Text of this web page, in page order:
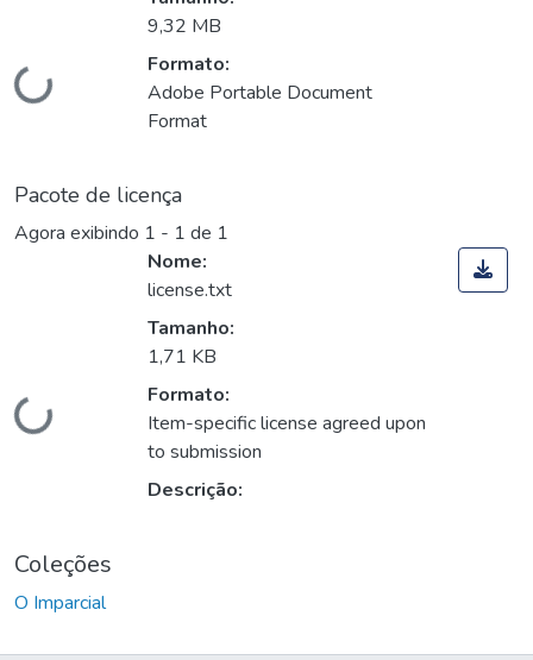
Carregando...
9,32 MB
Formato:
Adobe Portable Document
Format
Pacote de licença
Agora exibindo 1 - 1 de 1
Carregando...
Nome:
license.txt
Tamanho:
1,71 KB
Formato:
Item-specific license agreed upon
to submission
Descrição:
Coleções
O Imparcial